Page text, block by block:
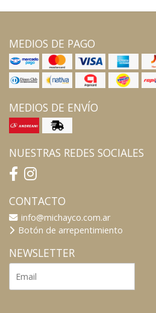
MEDIOS DE PAGO
MEDIOS DE ENVÍO
NUESTRAS REDES SOCIALES
CONTACTO
info@michayco.com.ar
Botón de arrepentimiento
NEWSLETTER